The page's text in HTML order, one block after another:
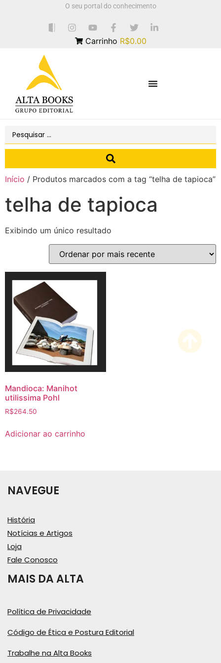
O seu portal do conhecimento
Carrinho R$0.00
Início / Produtos marcados com a tag “telha de tapioca”
telha de tapioca
Exibindo um único resultado
Mandioca: Manihot
utilissima Pohl
R$264.50
Adicionar ao carrinho
NAVEGUE
História
Notícias e Artigos
Loja
Fale Conosco
MAIS DA ALTA
Política de Privacidade
Código de Ética e Postura Editorial
Trabalhe na Alta Books